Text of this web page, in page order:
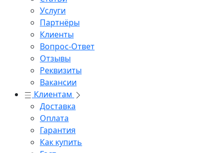
Услуги
Партнёры
Клиенты
Вопрос-Ответ
Отзывы
Реквизиты
Вакансии
Клиентам
Доставка
Оплата
Гарантия
Как купить